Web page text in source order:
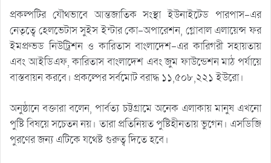
প্রকল্পটির যৌথভাবে আন্তজাতিক সংস্থা ইউনাইটেড পারপাস-এর
নেতৃত্বে হেলভেটাস সুইস ইন্টার কো-অপারেশন, গ্লোবাল এলায়েন্স ফর
ইমপ্রুভড নিউট্রিশন ও কারিতাস বাংলাদেশ-এর কারিগরী সহায়তায়
এবং আইডিএফ, কারিতাস বাংলাদেশ এবং জুম ফাউন্ডেশন মাঠ পর্যায়ে
বাস্তবায়ন করবে। প্রকল্পের সর্বমোট বরাদ্ধ ১১,৫০৮,২২১ ইউরো।
অনুষ্ঠানে বক্তারা বলেন, পার্বত্য চট্টগ্রামে অনেক এলাকায় মানুষ এখনো
পুষ্টি বিষয়ে সচেতন নয়। তারা প্রতিনিয়ত পুষ্টিহীনতায় ভুগেন। এসডিজি
পুরণের জন্য এটিকে যথেষ্ট গুরুত্ব দিতে হবে।